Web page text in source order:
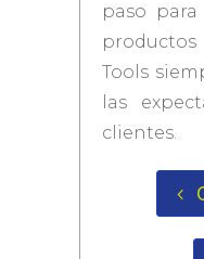
paso
Tools
las
clientes.